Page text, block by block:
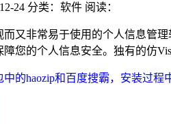
24 分类：软件 阅读：
又非常易于使用的个人信息管
您的个人信息安全。独有的仿
的haozip和百度搜霸，安装过